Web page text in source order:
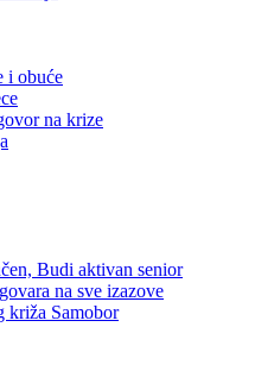
i obuće
na krize
Budi aktivan senior
na sve izazove
križa Samobor